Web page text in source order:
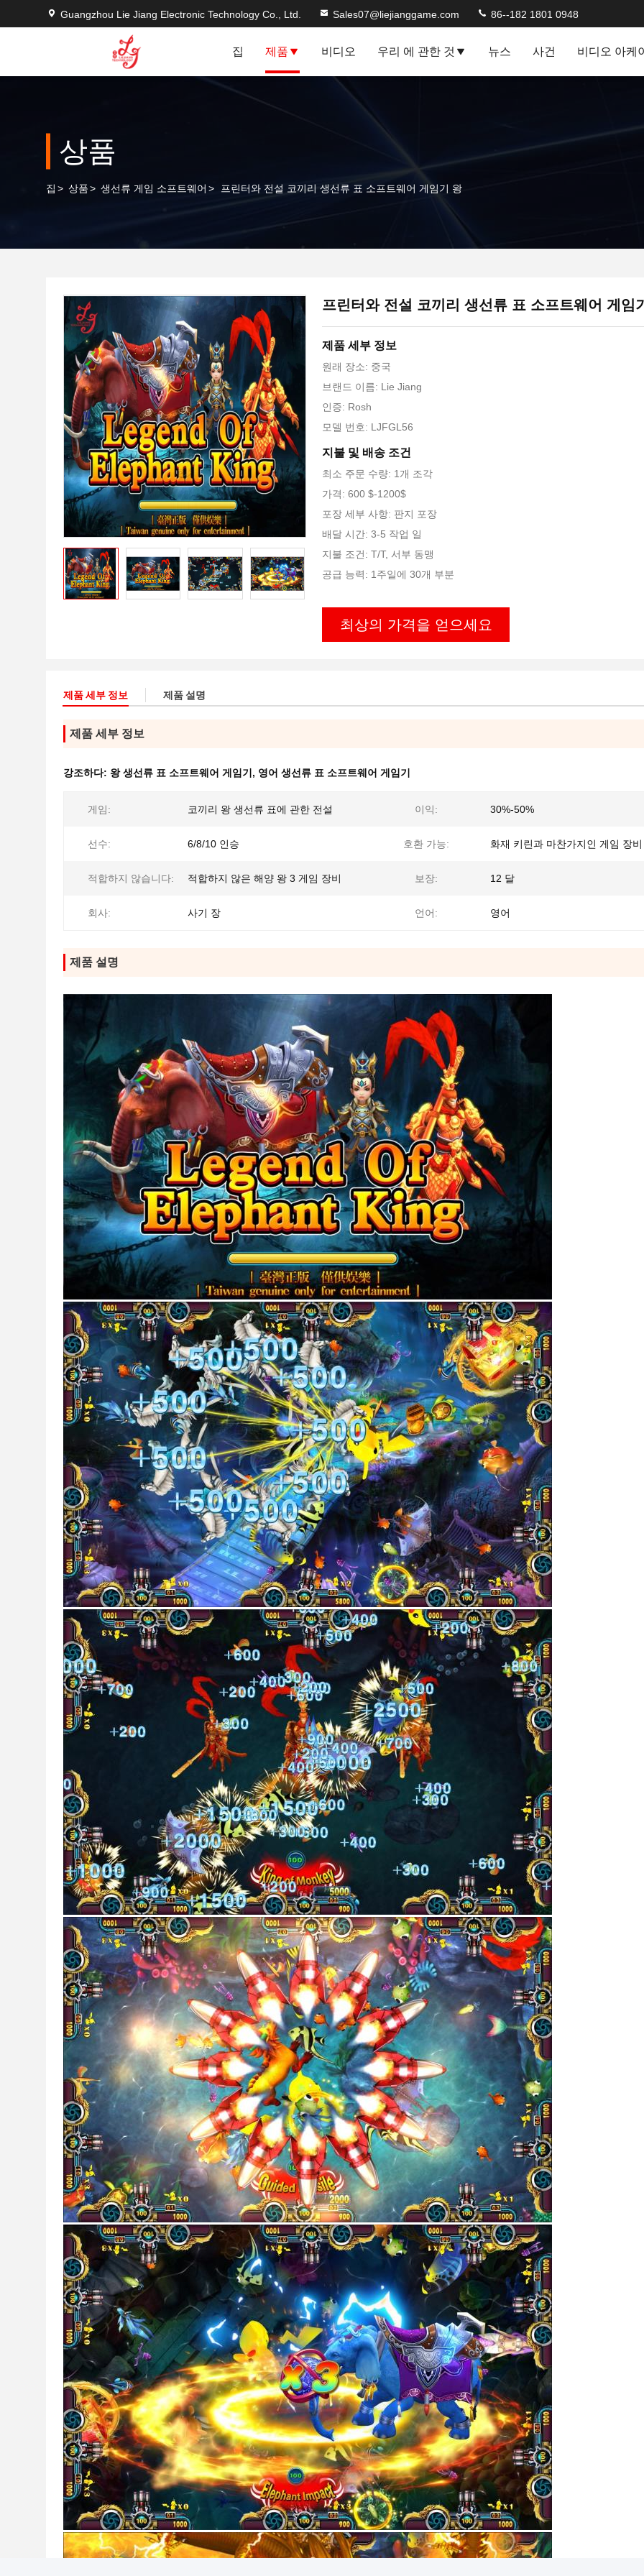
Guangzhou Lie Jiang Electronic Technology Co., Ltd. Sales07@liejianggame.com 86--182 1801 0948
집 제품 비디오 우리 에 관한 것 뉴스 사건 비디오 아케
상품
집 > 상품> 생선류 게임 소프트웨어 > 프린터와 전설 코끼리 생선류 표 소프트웨어 게임기 왕
프린터와 전설 코끼리 생선류 표 소프트웨어 게임
제품 세부 정보
원래 장소: 중국
브랜드 이름: Lie Jiang
인증: Rosh
모델 번호: LJFGL56
지불 및 배송 조건
최소 주문 수량: 1개 조각
가격: 600 $-1200$
포장 세부 사항: 판지 포장
배달 시간: 3-5 작업 일
지불 조건: T/T, 서부 동맹
공급 능력: 1주일에 30개 부분
최상의 가격을 얻으세요
제품 세부 정보 제품 설명
제품 세부 정보
강조하다: 왕 생선류 표 소프트웨어 게임기 , 영어 생선류 표 소프트웨어 게임기
게임: 코끼리 왕 생선류 표에 관한 전설 이익: 30%-50%
선수: 6/8/10 인승 호환 가능: 화재 키린과 마찬가지인 게임 장비
적합하지 않습니다: 적합하지 않은 해양 왕 3 게임 장비 보장: 12 달
회사: 사기 장 언어: 영어
제품 설명